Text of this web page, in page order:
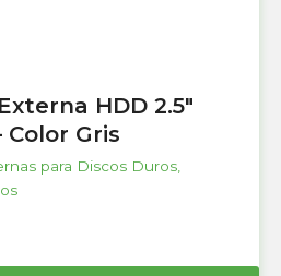
HDD 2.5″
Color Gris
para Discos Duros